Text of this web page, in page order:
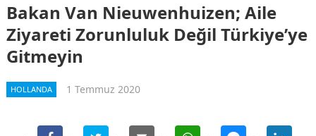
Bakan Van Nieuwenhuizen; Aile
Ziyareti Zorunluluk Değil Türkiye’ye
Gitmeyin
HOLLANDA 1 Temmuz 2020